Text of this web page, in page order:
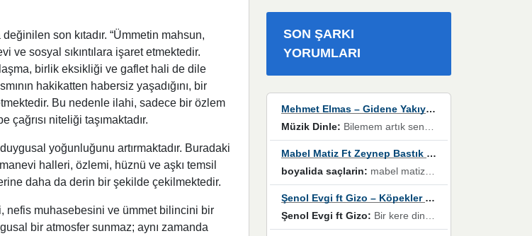
son kıtadır. “Ümmetin mahsun,
ve sosyal sıkıntılara işaret etmektedir.
birlik eksikliği ve gaflet hali de dile
hakikatten habersiz yaşadığını, bir
Bu nedenle ilahi, sadece bir özlem
niteliği taşımaktadır.
yoğunluğunu artırmaktadır. Buradaki
halleri, özlemi, hüznü ve aşkı temsil
daha da derin bir şekilde çekilmektedir.
nefis muhasebesini ve ümmet bilincini bir
bir atmosfer sunmaz; aynı zamanda
SON ŞARKI
YORUMLARI
Mehmet Elmas – Gidene Yakıyorum
Müzik Dinle: Bilemem artık senden bir şans daha / Düştüğün zaman ben olmayacağım yanında” dizeleri, artık geçmişin tekrarına izin verilmeyeceğini, kişisel sınırların çizildiğini gösteriyor.
Mabel Matiz Ft Zeynep Bastık – Saçların
boyalida saçlarin: mabel matiz'in maya albümünde yer alan güzellerden. parça da şarkı hani! müzikal altyapısına vurulduğum, sözlerinde kaybolduğum bir parça olmuş.
Şenol Evgi ft Gizo – Köpekler Tanımadıklarına havlar
Şenol Evgi ft Gizo: Bir kere dinlememe rağmen kulaklardan gitmiyor sen sen sen sen kurban ol sen sen sen sen hayran ol yükses ses müzik dinleme sebebisiniz canlar bomba gibi patladınız maşallah